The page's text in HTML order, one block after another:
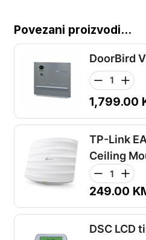
Povezani proizvodi...
DoorBird
1,799.00
TP-Link
Ceiling
249.00
DSC LCD